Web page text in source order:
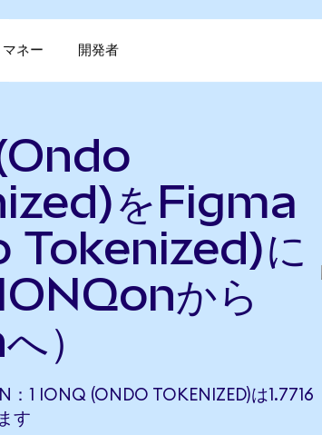
マネー 開発者
をFigma
Tokenized)に
から
）
1 IONQ (ONDO TOKENIZED)は1.7716
す